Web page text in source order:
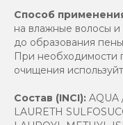
Способ
на влажные волосы и
до образования
При необходимости
очищения
Состав (INCI): AQUA
LAURETH